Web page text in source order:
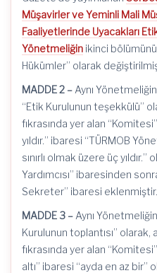
Müşavirler ve Yeminli Mali
Faaliyetlerinde Uyacakları
Yönetmeliğin ikinci
Hükümler” olarak
MADDE 2 – Aynı
“Etik Kurulunun teşekkülü”
fıkrasında yer alan
yıldır.” ibaresi “TÜRMOB
sınırlı olmak üzere üç
Yardımcısı” ibaresinden
Sekreter” ibaresi eklenmiştir.
MADDE 3 – Aynı
Kurulunun toplantısı” olarak,
fıkrasında yer alan
altı” ibaresi “ayda en az bir”